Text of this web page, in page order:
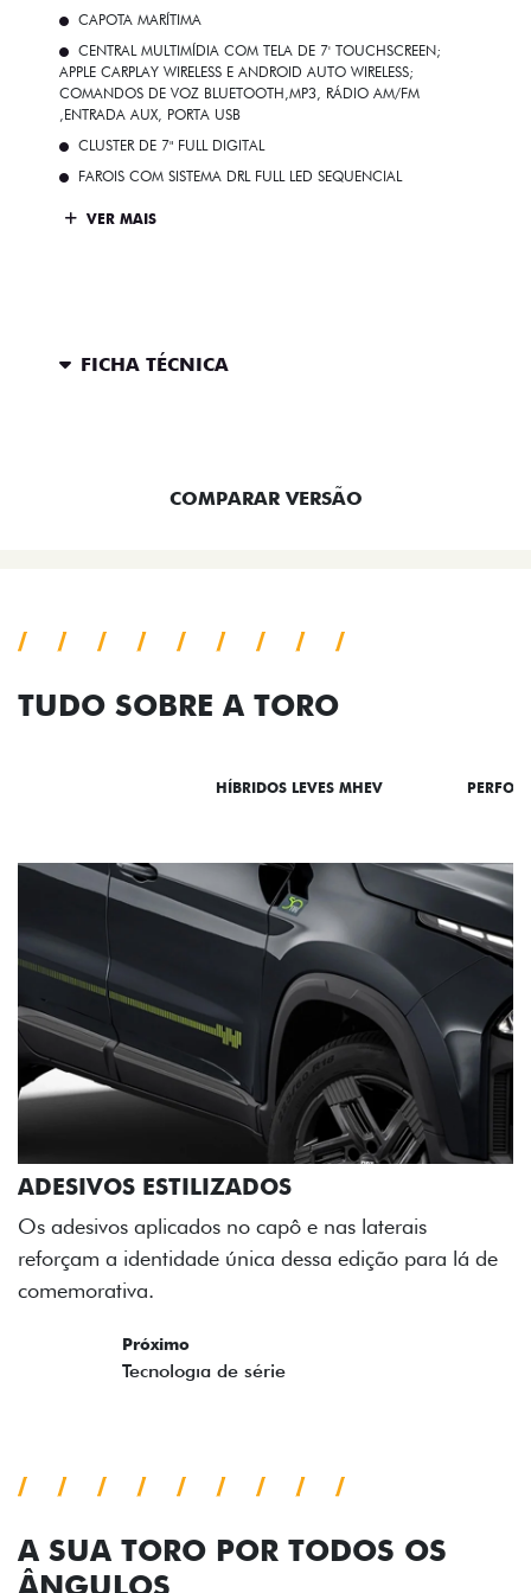
CAPOTA MARÍTIMA
CENTRAL MULTIMÍDIA COM TELA DE 7' TOUCHSCREEN;
APPLE CARPLAY WIRELESS E ANDROID AUTO WIRELESS;
COMANDOS DE VOZ BLUETOOTH,MP3, RÁDIO AM/FM
,ENTRADA AUX, PORTA USB
CLUSTER DE 7" FULL DIGITAL
FAROIS COM SISTEMA DRL FULL LED SEQUENCIAL
VER MAIS
FICHA TÉCNICA
COMPARAR VERSÃO
TUDO SOBRE A TORO
HÍBRIDOS LEVES MHEV
ADESIVOS ESTILIZADOS
Os adesivos aplicados no capô e nas laterais
reforçam a identidade única dessa edição para lá de
comemorativa.
Próximo
Tecnologia de série
A SUA TORO POR TODOS OS
ÂNGULOS